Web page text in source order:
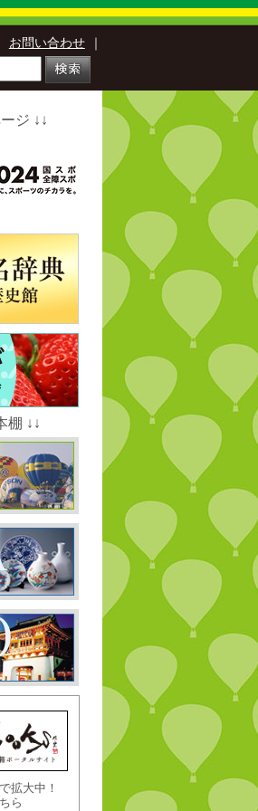
お問い合わせ ｜
ジ ↓↓
棚 ↓↓
拡大中！
ら